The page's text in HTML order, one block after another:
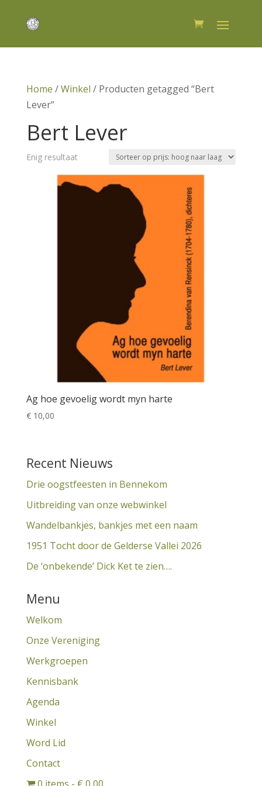
Home /Winkel / Producten getagged “Bert
Lever”
Bert Lever
Enig resultaat
Ag hoe gevoelig wordt myn harte
€10,00
Recent Nieuws
Drie oogstfeesten in Bennekom
Uitbreiding van onze webwinkel
Wandelbankjes, bankjes met een naam
1951 Tocht door de Gelderse Vallei 2026
De ‘onbekende’ Dick Ket te zien….
Menu
Welkom
Onze Vereniging
Werkgroepen
Kennisbank
Agenda
Winkel
Word Lid
Contact
0 items
€ 0,00